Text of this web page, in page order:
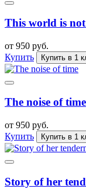
This world is
от 950 руб.
Купить
Купить в 1
The noise of time
от 950 руб.
Купить
Купить в 1
Story of her